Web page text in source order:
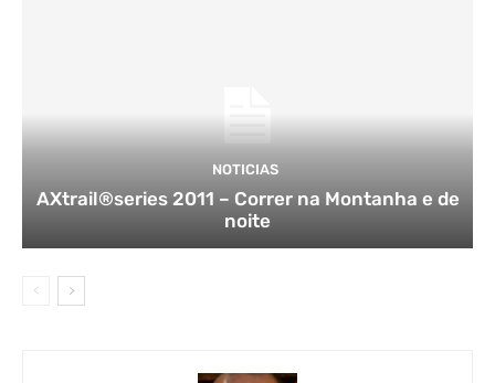
NOTICIAS
AXtrail®series 2011 – Correr na Montanha e de
noite